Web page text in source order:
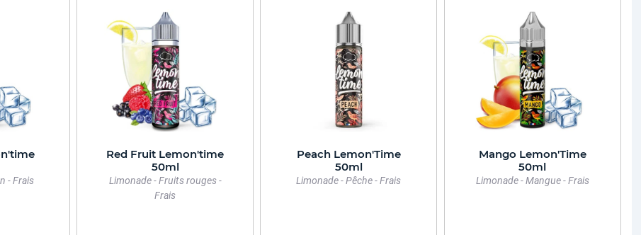
- Frais
Red Fruit Lemon'time
50ml
Limonade - Fruits rouges -
Frais
Peach Lemon'Time
50ml
Limonade - Pêche - Frais
Mango Lemon'Time
50ml
Limonade - Mangue - Frais